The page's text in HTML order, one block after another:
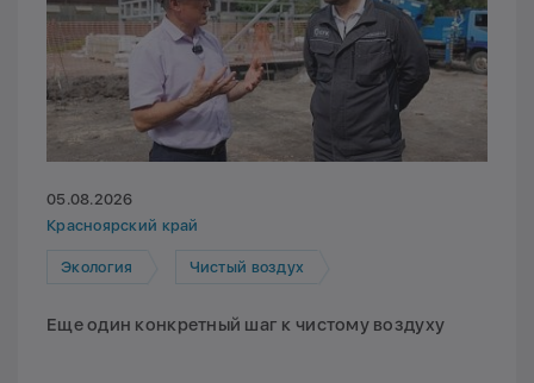
05.08.2026
Красноярский край
Экология Чистый воздух
Еще один конкретный шаг к чистому воздуху